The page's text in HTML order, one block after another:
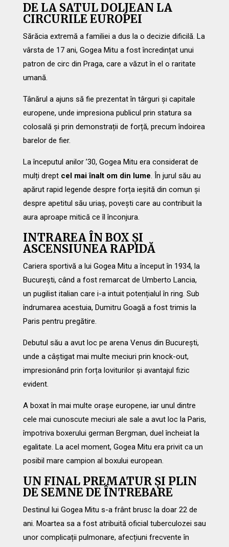
DE LA SATUL DOLJEAN LA
CIRCURILE EUROPEI
Sărăcia extremă a familiei a dus la o decizie dificilă. La
vârsta de 17 ani, Gogea Mitu a fost încredințat unui
patron de circ din Praga, care a văzut în el o raritate
umană.
Tânărul a ajuns să fie prezentat în târguri și capitale
europene, unde impresiona publicul prin statura sa
colosală și prin demonstrații de forță, precum îndoirea
barelor de fier.
La începutul anilor ’30, Gogea Mitu era considerat de
mulți drept cel mai înalt om din lume. În jurul său au
apărut rapid legende despre forța ieșită din comun și
despre apetitul său uriaș, povești care au contribuit la
aura aproape mitică ce îl înconjura.
INTRAREA ÎN BOX ȘI
ASCENSIUNEA RAPIDĂ
Cariera sportivă a lui Gogea Mitu a început în 1934, la
București, când a fost remarcat de Umberto Lancia,
un pugilist italian care i-a intuit potențialul în ring. Sub
îndrumarea acestuia, Dumitru Goagă a fost trimis la
Paris pentru pregătire.
Debutul său a avut loc pe arena Venus din București,
unde a câștigat mai multe meciuri prin knock-out,
impresionând prin forța loviturilor și avantajul fizic
evident.
A boxat în mai multe orașe europene, iar unul dintre
cele mai cunoscute meciuri ale sale a avut loc la Paris,
împotriva boxerului german Bergman, duel încheiat la
egalitate. La acel moment, Gogea Mitu era privit ca un
posibil mare campion al boxului european.
UN FINAL PREMATUR ȘI PLIN
DE SEMNE DE ÎNTREBARE
Destinul lui Gogea Mitu s-a frânt brusc la doar 22 de
ani. Moartea sa a fost atribuită oficial tuberculozei sau
unor complicații pulmonare, afecțiuni frecvente în